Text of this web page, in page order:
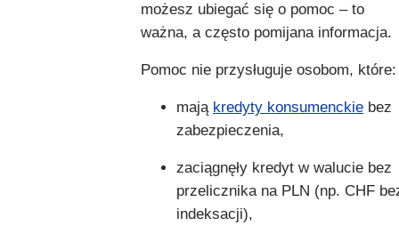
możesz ubiegać się o pomoc – to
ważna, a często pomijana informacja.
Pomoc nie przysługuje osobom, które:
mają kredyty konsumenckie bez
zabezpieczenia,
zaciągnęły kredyt w walucie bez
przelicznika na PLN (np. CHF
indeksacji),